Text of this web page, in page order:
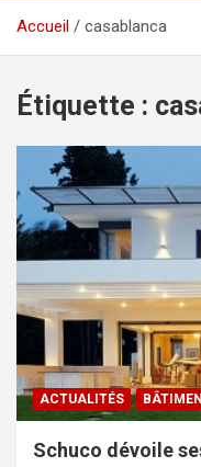
Accueil casablanca
Étiquette :
ACTUALITÉS
Schuco dévoile